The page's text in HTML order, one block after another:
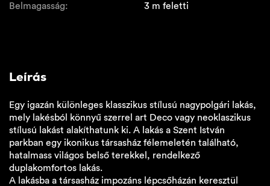
Belmagasság: 3 m feletti
Leírás
Egy igazán különleges klasszikus stílusú nagypolgári lakás,
mely lakésból könnyű szerrel art Deco vagy neoklaszikus
stílusú lakást alakíthatunk ki. A lakás a Szent István
parkban egy ikonikus társasház félemeletén található,
hatalmass világos belső terekkel, rendelkező
duplakomfortos lakás.
A lakásba a társasház impozáns lépcsőházán keresztül